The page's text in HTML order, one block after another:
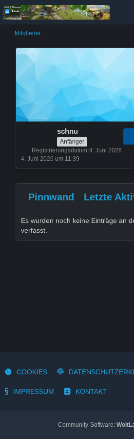
Mitglieder
schnu
Anfänger
Registrierungsdatum 4. Juni 2026
4. Juni 2026 um 11:39
Pinnwand Letzte
Es wurden noch keine Einträge an
verfasst.
COOKIES
IMPRESSUM KONTAKT
Community-Software: